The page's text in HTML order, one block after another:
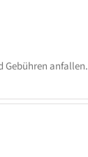
Gebühren anfallen.